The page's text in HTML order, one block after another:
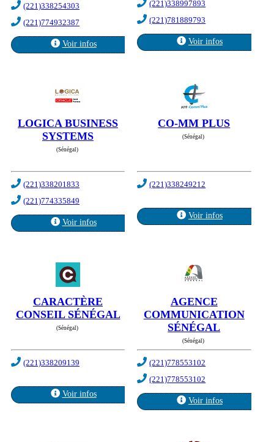
(221)338254303
(221)774932387
Voir infos
(221)338997893
(221)781889793
Voir infos
LOGICA BUSINESS
SYSTEMS
(Sénégal)
(221)338201833
(221)774335849
Voir infos
CO-MM PLUS
(Sénégal)
(221)338249212
Voir infos
CARACTÈRE
CONSEIL SÉNÉGAL
(Sénégal)
(221)338209139
Voir infos
AGENCE
COMMUNICATION
SÉNÉGAL
(Sénégal)
(221)778553102
(221)778553102
Voir infos